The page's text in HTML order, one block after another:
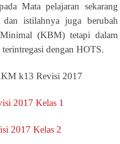
Mata pelajaran sekarang
istilahnya juga berubah
(KBM) tetapi dalam
dengan HOTS.
k13 Revisi 2017
2017 Kelas 1
2017 Kelas 2